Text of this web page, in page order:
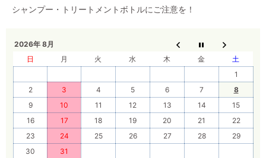
シャンプー・トリートメントボトルにご注意を！
2026年 8月
日
月 火 水 木 金
土
1
2
3 4 5 6 7
8
9
10 11 12 13 14
15
16
17 18 19 20 21
22
23
24 25 26 27 28
29
30
31